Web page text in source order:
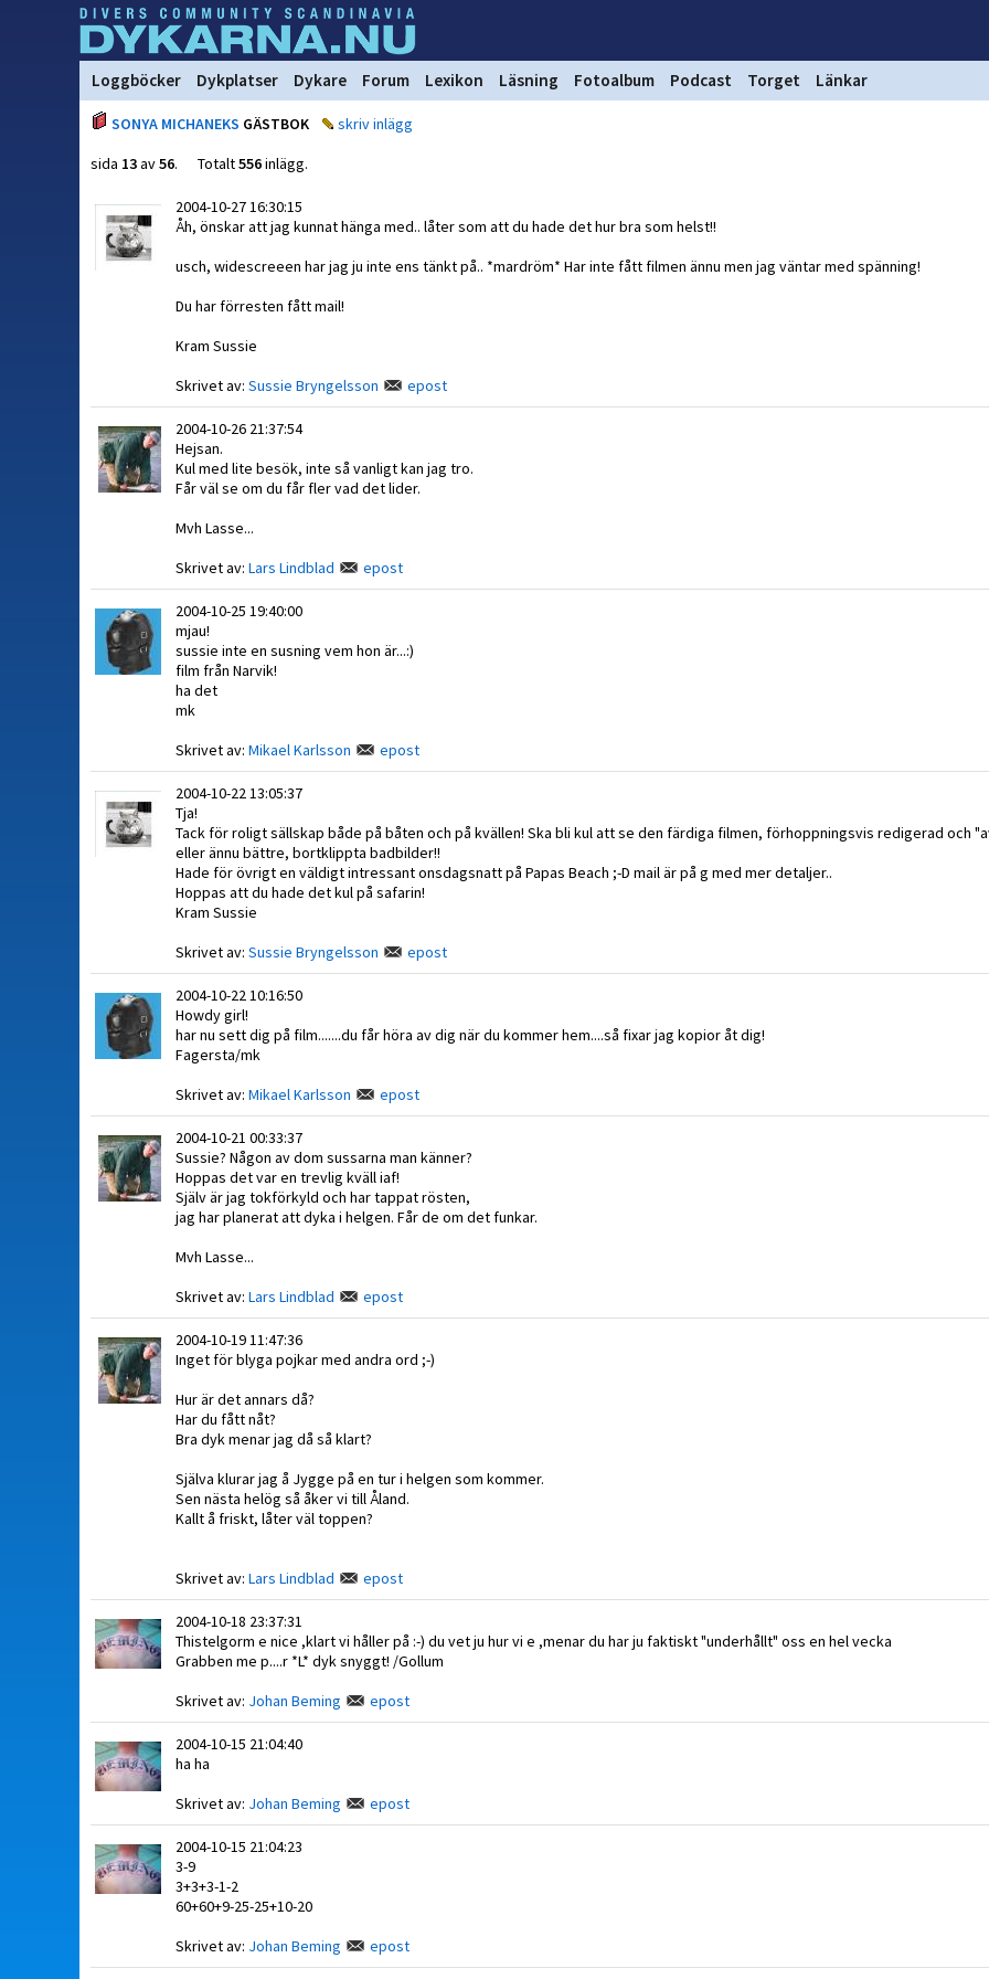
Loggböcker Dykplatser Dykare Forum Lexikon Läsning Fotoalbum Podcast Torget Länkar
SONYA MICHANEKS GÄSTBOK
skriv inlägg
sida 13av56. Totalt556inlägg.
2004-10-27 16:30:15
Åh, önskar att jag kunnat hänga med.. låter som att du hade det hur bra som helst!!
usch, widescreeen har jag ju inte ens tänkt på.. *mardröm* Har inte fått filmen ännu men jag väntar med spänning!
Du har förresten fått mail!
Kram Sussie
Skrivet av: Sussie Bryngelsson epost
2004-10-26 21:37:54
Hejsan.
Kul med lite besök, inte så vanligt kan jag tro.
Får väl se om du får fler vad det lider.
Mvh Lasse...
Skrivet av: Lars Lindblad epost
2004-10-25 19:40:00
mjau!
sussie inte en susning vem hon är...:)
film från Narvik!
ha det
mk
Skrivet av: Mikael Karlsson epost
2004-10-22 13:05:37
Tja!
Tack för roligt sällskap både på båten och på kvällen! Ska bli kul att se den färdiga filmen, förhoppningsvis redigerad och
eller ännu bättre, bortklippta badbilder!!
Hade för övrigt en väldigt intressant onsdagsnatt på Papas Beach ;-D mail är på g med mer detaljer..
Hoppas att du hade det kul på safarin!
Kram Sussie
Skrivet av: Sussie Bryngelsson epost
2004-10-22 10:16:50
Howdy girl!
har nu sett dig på film.......du får höra av dig när du kommer hem....så fixar jag kopior åt dig!
Fagersta/mk
Skrivet av: Mikael Karlsson epost
2004-10-21 00:33:37
Sussie? Någon av dom sussarna man känner?
Hoppas det var en trevlig kväll iaf!
Själv är jag tokförkyld och har tappat rösten,
jag har planerat att dyka i helgen. Får de om det funkar.
Mvh Lasse...
Skrivet av: Lars Lindblad epost
2004-10-19 11:47:36
Inget för blyga pojkar med andra ord ;-)
Hur är det annars då?
Har du fått nåt?
Bra dyk menar jag då så klart?
Själva klurar jag å Jygge på en tur i helgen som kommer.
Sen nästa helög så åker vi till Åland.
Kallt å friskt, låter väl toppen?
Skrivet av: Lars Lindblad epost
2004-10-18 23:37:31
Thistelgorm e nice ,klart vi håller på :-) du vet ju hur vi e ,menar du har ju faktiskt "underhållt" oss en hel vecka
Grabben me p....r *L* dyk snyggt! /Gollum
Skrivet av: Johan Beming epost
2004-10-15 21:04:40
ha ha
Skrivet av: Johan Beming epost
2004-10-15 21:04:23
3-9
3+3+3-1-2
60+60+9-25-25+10-20
Skrivet av: Johan Beming epost